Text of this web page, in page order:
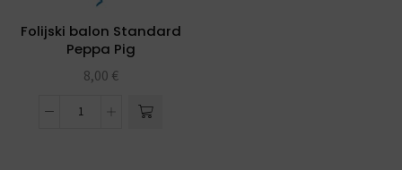
Folijski balon Standard
Peppa Pig
8,00 €